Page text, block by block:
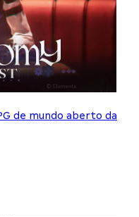
de mundo aberto da